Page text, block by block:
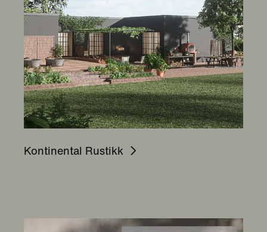
Kontinental Rustikk